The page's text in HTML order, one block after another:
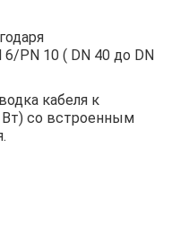
PN 10 ( DN 40 до DN
кабеля к
Вт) со встроенным